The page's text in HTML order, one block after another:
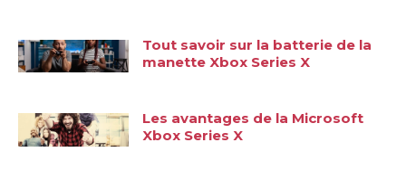
Tout savoir sur la batterie de la
manette Xbox Series X
Les avantages de la Microsoft
Xbox Series X